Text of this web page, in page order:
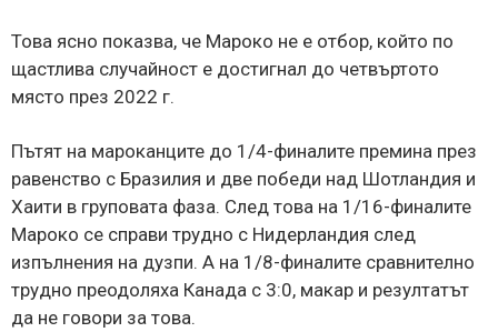
Това ясно показва, че Мароко не е отбор, който по
щастлива случайност е достигнал до четвъртото
място през 2022 г.
Пътят на мароканците до 1/4-финалите премина през
равенство с Бразилия и две победи над Шотландия и
Хаити в груповата фаза. След това на 1/16-финалите
Мароко се справи трудно с Нидерландия след
изпълнения на дузпи. А на 1/8-финалите сравнително
трудно преодоляха Канада с 3:0, макар и резултатът
да не говори за това.